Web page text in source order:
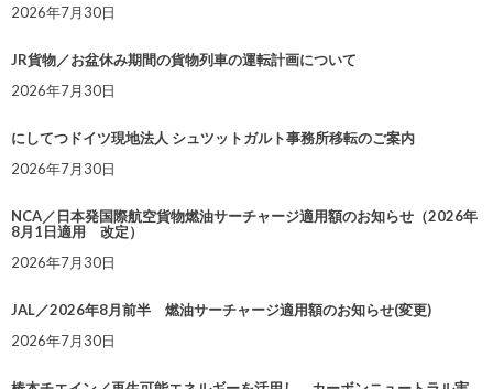
2026年7月30日
JR貨物／お盆休み期間の貨物列車の運転計画について
2026年7月30日
にしてつドイツ現地法人 シュツットガルト事務所移転のご案内
2026年7月30日
NCA／日本発国際航空貨物燃油サーチャージ適用額のお知らせ（2026年
8月1日適用 改定）
2026年7月30日
JAL／2026年8月前半 燃油サーチャージ適用額のお知らせ(変更)
2026年7月30日